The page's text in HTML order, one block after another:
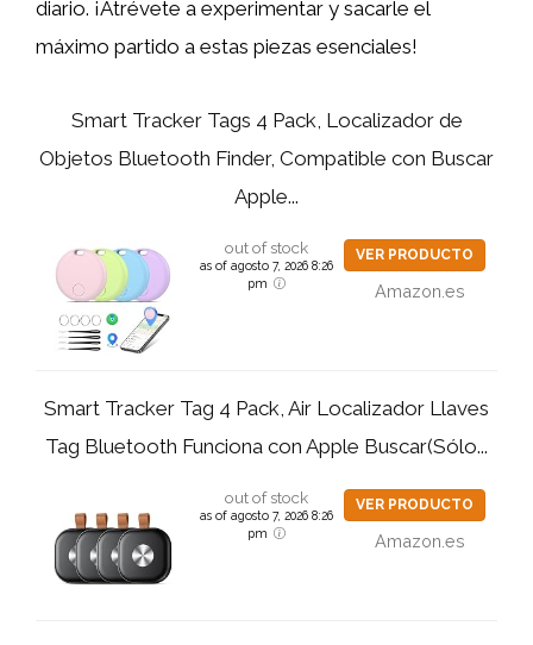
diario. ¡Atrévete a experimentar y sacarle el
máximo partido a estas piezas esenciales!
Smart Tracker Tags 4 Pack, Localizador de
Objetos Bluetooth Finder, Compatible con Buscar
Apple...
out of stock
as of agosto 7, 2026 8:26
pm
VER PRODUCTO
Amazon.es
Smart Tracker Tag 4 Pack, Air Localizador Llaves
Tag Bluetooth Funciona con Apple Buscar(Sólo...
out of stock
as of agosto 7, 2026 8:26
pm
VER PRODUCTO
Amazon.es